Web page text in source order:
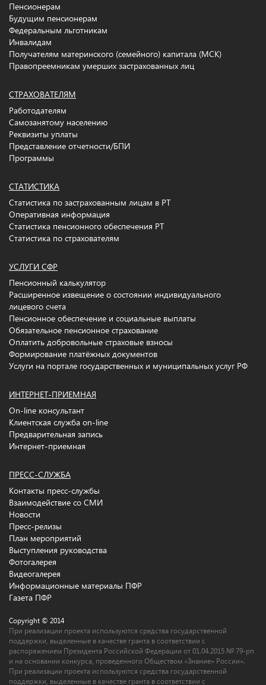
Пенсионерам
Будущим пенсионерам
Федеральным льготникам
Инвалидам
Получателям материнского (семейного) капитала (МСК)
Правопреемникам умерших застрахованных лиц
СТРАХОВАТЕЛЯМ
Работодателям
Самозанятому населению
Реквизиты уплаты
Представление отчетности/БПИ
Программы
СТАТИСТИКА
Статистика по застрахованным лицам в РТ
Оперативная информация
Статистика пенсионного обеспечения РТ
Статистика по страхователям
УСЛУГИ СФР
Пенсионный калькулятор
Расширенное извещение о состоянии индивидуального
лицевого счета
Пенсионное обеспечение и социальные выплаты
Обязательное пенсионное страхование
Оплатить добровольные страховые взносы
Формирование платёжных документов
Услуги на портале государственных и муниципальных услуг РФ
ИНТЕРНЕТ-ПРИЕМНАЯ
On-line консультант
Клиентская служба on-line
Предварительная запись
Интернет-приемная
ПРЕСС-СЛУЖБА
Контакты пресс-службы
Взаимодействие со СМИ
Новости
Пресс-релизы
План мероприятий
Выступления руководства
Фотогалерея
Видеогалерея
Информационные материалы ПФР
Газета ПФР
Copyright © 2014
При реализации проекта используются средства государственной
поддержки, выделенные в качестве гранта в соответствии c
распоряжением Президента Российской Федерации от 01.04.2015 № 79-рп
и на основании конкурса, проведенного Обществом «Знание» России».
При реализации проекта используются средства государственной
поддержки, выделенные в качестве гранта в соответствии c